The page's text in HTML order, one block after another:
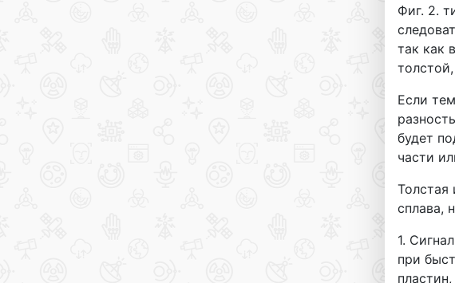
Фиг. 2.
так как
Если
будет
части
Толстая
сплава,
1.
при